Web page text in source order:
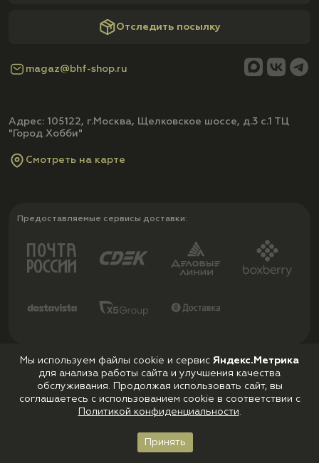
Отследить посылку
magaz@bhf-shop.ru
Адрес: 105122, г.Москва, Щелковское шоссе, д.3 с.1 ТЦ
"Город Хобби"
Смотреть на карте
Предоставляемые сервисы доставки:
Принимаем к оплате:
Корзина
Мы используем файлы cookie и сервис Яндекс.Метрика
для анализа работы сайта и улучшения качества
обслуживания. Продолжая использовать сайт, вы
соглашаетесь с использованием cookie в соответствии с
Политикой конфиденциальности.
Принять